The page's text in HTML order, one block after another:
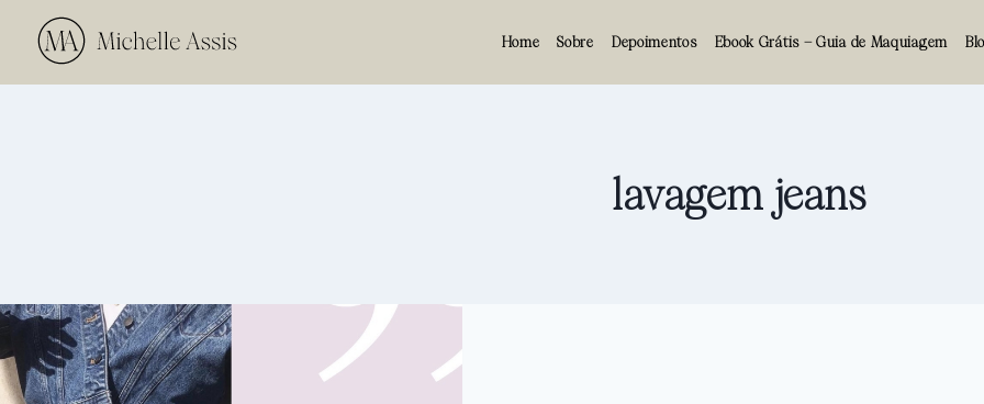
Home Sobre Depoimentos Ebook Grátis – Guia de Maquiagem
lavagem jeans